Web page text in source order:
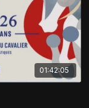
01:42:05